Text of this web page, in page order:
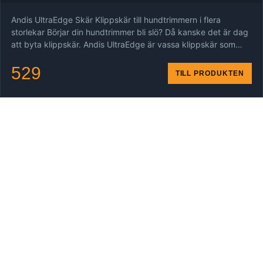
Andis UltraEdge Skär Klippskär till hundtrimmern i flera
storlekar Börjar din hundtrimmer bli slö? Då kanske det är dag
att byta klippskär. Andis UltraEdge är vassa klippskär som…
529 TILL PRODUKTEN